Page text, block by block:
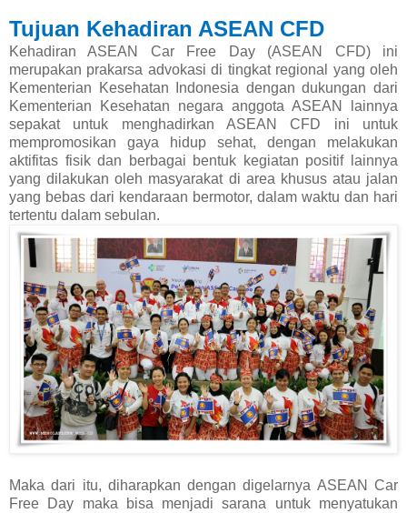
Tujuan Kehadiran ASEAN CFD
Kehadiran ASEAN Car Free Day (ASEAN CFD) ini
merupakan prakarsa advokasi di tingkat regional yang oleh
Kementerian Kesehatan Indonesia dengan dukungan dari
Kementerian Kesehatan negara anggota ASEAN lainnya
sepakat untuk menghadirkan ASEAN CFD ini untuk
mempromosikan gaya hidup sehat, dengan melakukan
aktifitas fisik dan berbagai bentuk kegiatan positif lainnya
yang dilakukan oleh masyarakat di area khusus atau jalan
yang bebas dari kendaraan bermotor, dalam waktu dan hari
tertentu dalam sebulan.
Maka dari itu, diharapkan dengan digelarnya ASEAN Car
Free Day maka bisa menjadi sarana untuk menyatukan